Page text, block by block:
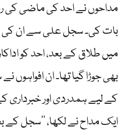
مداحوں نے احد کی ماضی کی
میں طلاق کے بعد، احد کو
بھی جوڑا گیا تھا۔ ان افواہوں
کے لیے ہمدردی اور خبرداری
ایک مداح نے لکھا، ’’سجل کے